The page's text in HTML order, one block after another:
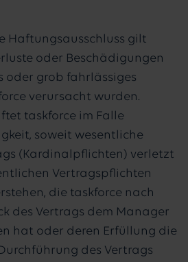
Haftungsausschluss gilt
oder Beschädigungen
oder grob fahrlässiges
verursacht wurden.
taskforce im Falle
soweit wesentliche
(Kardinalpflichten) verletzt
Vertragspflichten
die taskforce nach
des Vertrags dem Manager
hat oder deren Erfüllung die
des Vertrags